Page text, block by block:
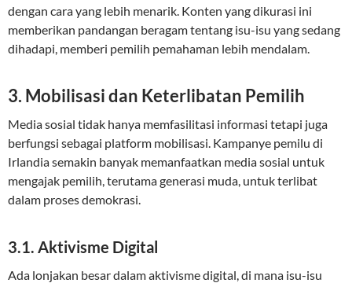
dengan cara yang lebih menarik. Konten yang dikurasi ini
memberikan pandangan beragam tentang isu-isu yang sedang
dihadapi, memberi pemilih pemahaman lebih mendalam.
3. Mobilisasi dan Keterlibatan Pemilih
Media sosial tidak hanya memfasilitasi informasi tetapi juga
berfungsi sebagai platform mobilisasi. Kampanye pemilu di
Irlandia semakin banyak memanfaatkan media sosial untuk
mengajak pemilih, terutama generasi muda, untuk terlibat
dalam proses demokrasi.
3.1. Aktivisme Digital
Ada lonjakan besar dalam aktivisme digital, di mana isu-isu